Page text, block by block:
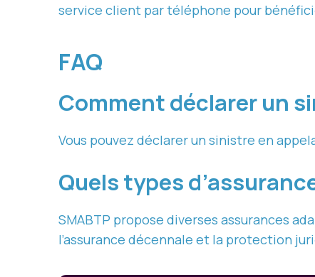
service client par téléphone pour
FAQ
Comment déclarer un
Vous pouvez déclarer un sinistre en
Quels types
SMABTP propose diverses assurances
l’assurance décennale et la protection